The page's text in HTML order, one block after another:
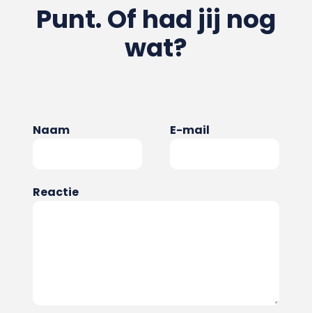
Punt. Of had jij nog
wat?
Naam E-mail
Reactie